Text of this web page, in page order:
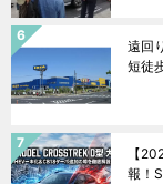
遠回
短徒
【
報！